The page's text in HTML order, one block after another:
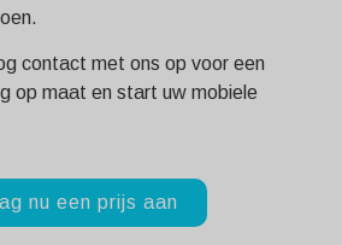
contact met ons op voor een
op maat en start uw mobiele
nu een prijs aan